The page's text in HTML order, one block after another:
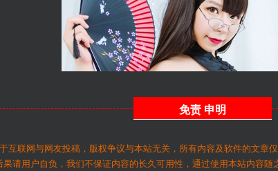
免责 申明
互联网与网友投稿，版权争议与本站无关，所有内容及软件的文章
请用户自负，我们不保证内容的长久可用性，通过使用本站内容